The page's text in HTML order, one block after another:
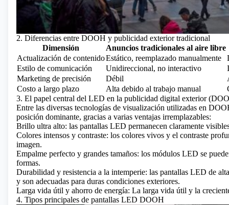
2. Diferencias entre DOOH y publicidad exterior tradicional
Dimensión
Anuncios tradicionales al aire libre
Actualización de contenidoEstático, reemplazado manualmente
Estilo de comunicación
Unidireccional, no interactivo
Marketing de precisión
Débil
Costo a largo plazo
Alta debido al trabajo manual
3. El papel central del LED en la publicidad digital exterior
Entre las diversas tecnologías de visualización utilizadas en
posición dominante, gracias a varias ventajas irremplazables:
Brillo ultra alto: las pantallas LED permanecen claramente
Colores intensos y contraste: los colores vivos y el contraste
imagen.
Empalme perfecto y grandes tamaños: los módulos LED se
formas.
Durabilidad y resistencia a la intemperie: las pantallas LED de
y son adecuadas para duras condiciones exteriores.
Larga vida útil y ahorro de energía: La larga vida útil y la
4. Tipos principales de pantallas LED DOOH